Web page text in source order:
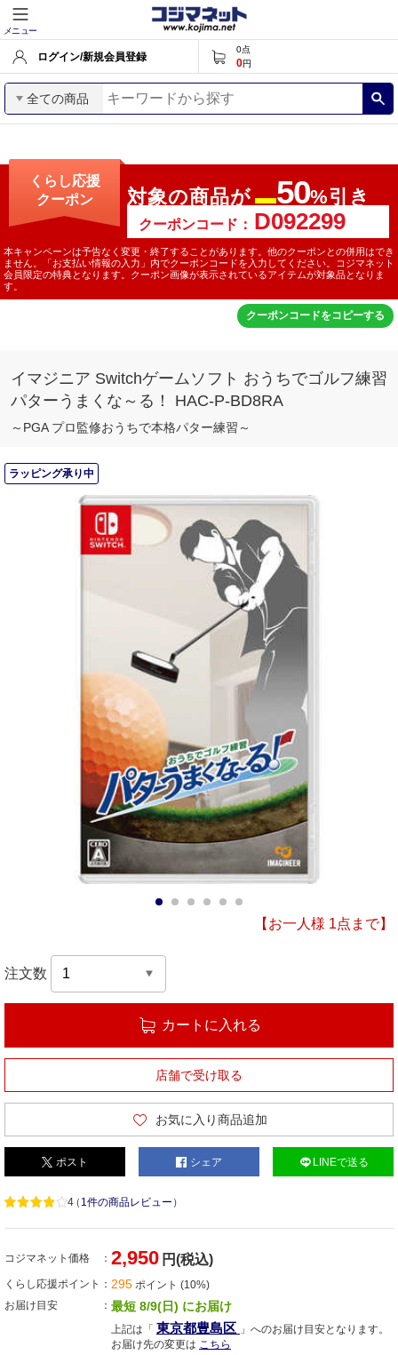
メニュー
ログイン/新規会員登録
0点
0円
全ての商品
くらし応援
クーポン
対象の商品が 50%引き
クーポンコード：
本キャンペーンは予告なく変更・終了することがあります。他のクーポンとの併用はでき
ません。「お支払い情報の入力」内でクーポンコードを入力してください。コジマネット
会員限定の特典となります。クーポン画像が表示されているアイテムが対象品となりま
す。
クーポンコードをコピーする
イマジニア Switchゲームソフト おうちでゴルフ練習
パターうまくな～る！ HAC-P-BD8RA
～PGA プロ監修おうちで本格パター練習～
ラッピング承り中
【お一人様 1点まで】
注文数
カートに入れる
店舗で受け取る
お気に入り商品追加
ポスト シェア LINEで送る
4（ 1件の商品レビュー ）
コジマネット価格 2,950 円(税込)
くらし応援ポイント 295 ポイント (10%)
お届け目安
最短 8/9(日) にお届け
上記は「 東京都豊島区 」へのお届け目安となります。
お届け先の変更は こちら